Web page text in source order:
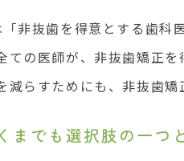
非抜歯を得意とする歯科
の医師が、非抜歯矯正を
減らすためにも、非抜歯
までも選択肢の一つ